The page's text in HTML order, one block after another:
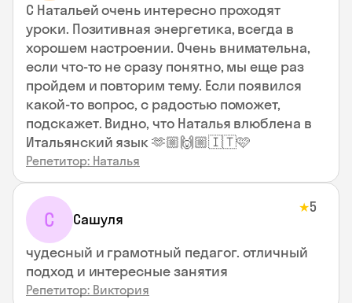
С Натальей очень интересно проходят
уроки. Позитивная энергетика, всегда в
хорошем настроении. Очень внимательна,
если что-то не сразу понятно, мы еще раз
пройдем и повторим тему. Если появился
какой-то вопрос, с радостью поможет,
подскажет. Видно, что Наталья влюблена в
Итальянский язык 🫶🏼🙌🏼🇮🇹🩷
Репетитор: Наталья
С Сашуля
★5
чудесный и грамотный педагог. отличный
подход и интересные занятия
Репетитор: Виктория